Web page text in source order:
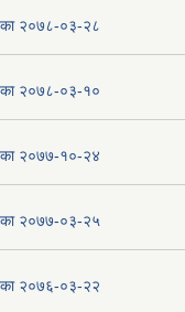
२०७८-०३-२८
२०७८-०३-१०
२०७७-१०-२४
२०७७-०३-२५
२०७६-०३-२२